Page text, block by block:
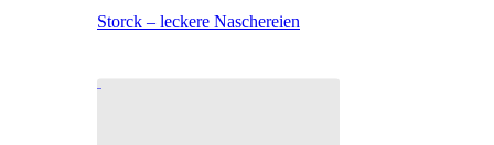
Storck – leckere Naschereien